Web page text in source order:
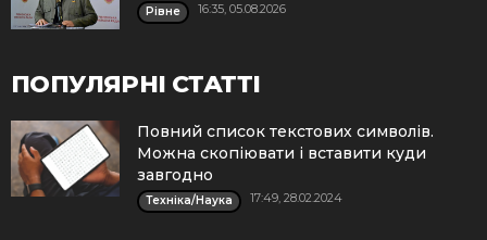
Рівне 16:35, 05.08.2026
ПОПУЛЯРНІ СТАТТІ
Повний список текстових символів.
Можна скопіювати і вставити куди
завгодно
Техніка/Наука 17:49, 28.02.2024